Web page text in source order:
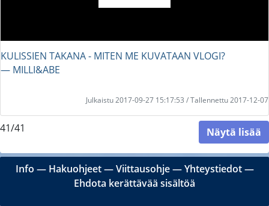
KULISSIEN TAKANA - MITEN ME KUVATAAN VLOGI?
― MILLI&ABE
Julkaistu 2017-09-27 15:17:53 / Tallennettu 2017-12-07
41/41 Näytä lisää
Info ― Hakuohjeet―Viittausohje―Yhteystiedot―
Ehdota kerättävää sisältöä